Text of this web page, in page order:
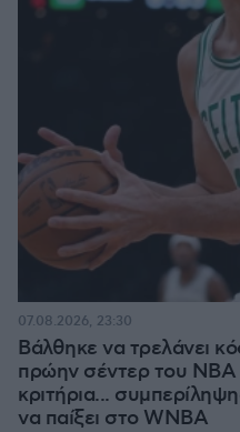
Βάλθηκε να τρελάνει
πρώην σέντερ του NBA
κριτήρια...
να παίξει στο WNBA
07.08.2026, 23:30